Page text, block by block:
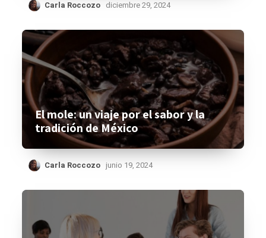
Carla Roccozo diciembre 29, 2024
El mole: un viaje por el sabor y la
tradición de México
Carla Roccozo junio 19, 2024